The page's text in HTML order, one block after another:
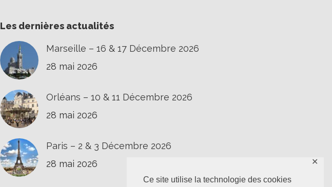
Ce site utilise la technologie des cookies
✕
Les dernières actualités
Marseille – 16 & 17 Décembre 2026
28 mai 2026
Orléans – 10 & 11 Décembre 2026
28 mai 2026
Paris – 2 & 3 Décembre 2026
28 mai 2026